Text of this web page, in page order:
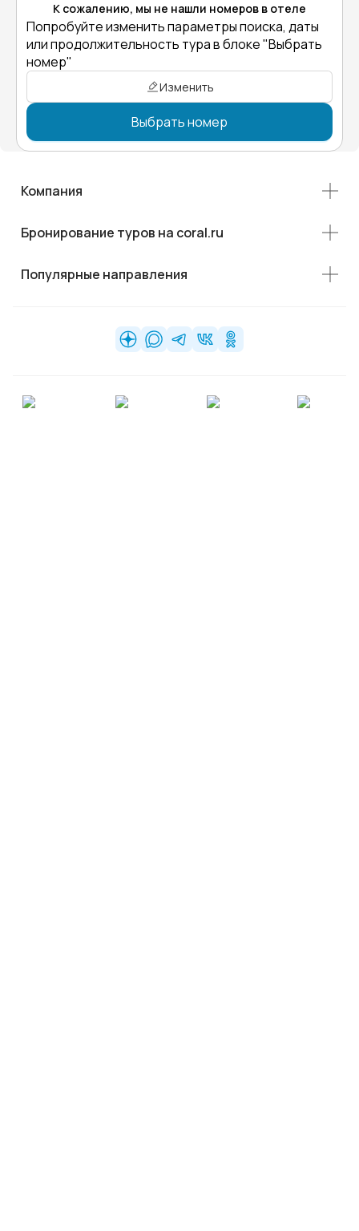
К сожалению, мы не нашли номеров в отеле
Попробуйте изменить параметры поиска, даты
или продолжительность тура в блоке "Выбрать
номер"
Изменить
Выбрать номер
Компания
Бронирование туров на coral.ru
Популярные направления